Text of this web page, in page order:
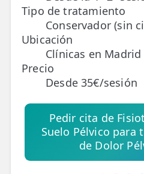
TRATAMIENTOS
✅ Punción Seca
✅ Ondas de Choque
✅ EPTE - EPI
✨ Fisioestética
✨ Radiofrecuencia
Tipo de tratamiento
Conservador (sin
Ubicación
Clínicas en
Precio
Desde 35€/sesión
Pedir cita de
Suelo Pélvico para
de Dolor